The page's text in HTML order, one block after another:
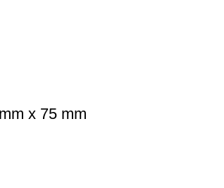
x 75 mm